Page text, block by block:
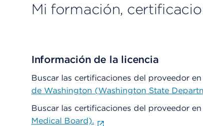
Mi formación,
Información de la licencia
Buscar las certificaciones del proveedor
de Washington (Washington State
Buscar las certificaciones del proveedor
Medical Board).